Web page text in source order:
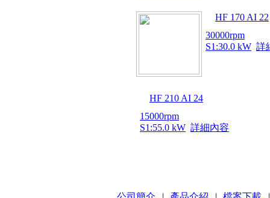
HF 170 AI 22
30000rpm
S1:30.0 kW 詳
HF 210 AI 24
15000rpm
S1:55.0 kW 詳細內容